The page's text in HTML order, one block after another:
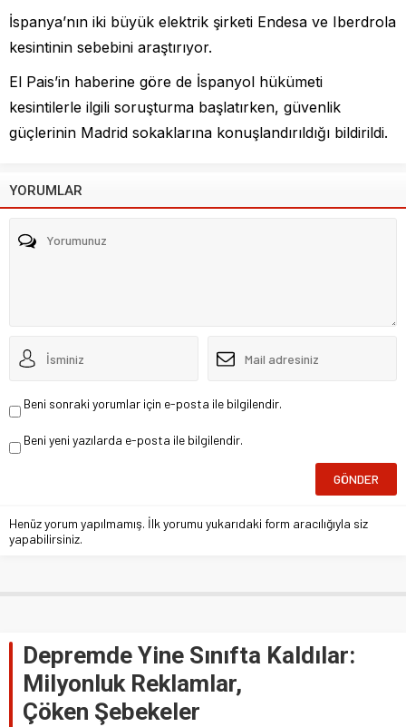
İspanya’nın iki büyük elektrik şirketi Endesa ve Iberdrola
kesintinin sebebini araştırıyor.
El Pais’in haberine göre de İspanyol hükümeti
kesintilerle ilgili soruşturma başlatırken, güvenlik
güçlerinin Madrid sokaklarına konuşlandırıldığı bildirildi.
YORUMLAR
Beni sonraki yorumlar için e-posta ile bilgilendir.
Beni yeni yazılarda e-posta ile bilgilendir.
Henüz yorum yapılmamış. İlk yorumu yukarıdaki form aracılığıyla siz
yapabilirsiniz.
Depremde Yine Sınıfta Kaldılar:
Milyonluk Reklamlar,
Çöken Şebekeler